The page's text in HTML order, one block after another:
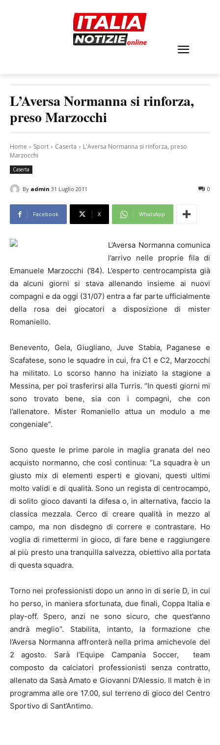
L’Aversa Normanna si rinforza,
preso Marzocchi
Home Sport Caserta
L'Aversa Normanna si rinforza, preso
Marzocchi
Caserta
By admin 31 Luglio 2011 0
Facebook X WhatsApp
L’Aversa Normanna comunica
l’arrivo nelle proprie fila di
Emanuele Marzocchi (’84). L’esperto centrocampista già
da alcuni giorni si stava allenando insieme ai nuovi
compagni e da oggi (31/07) entra a far parte ufficialmente
della rosa dei giocatori a disposizione di mister
Romaniello.
Benevento, Gela, Giugliano, Juve Stabia, Paganese e
Scafatese, sono le squadre in cui, fra C1 e C2, Marzocchi
ha militato. Lo scorso hanno ha iniziato la stagione a
Messina, per poi trasferirsi alla Turris. “In questi giorni mi
sono trovato bene, sia con i compagni, che con
l’allenatore. Mister Romaniello attua un modulo a me
congeniale”.
Sono queste le prime parole in maglia granata del neo
acquisto normanno, che così continua: ”La squadra è un
giusto mix di elementi esperti e giovani, questi ultimi
molto validi e di qualità. Sono un regista di centrocampo,
di solito gioco davanti la difesa o, in alternativa, faccio la
classica mezzala. Cerco di creare qualità in mezzo al
campo, ma non disdegno di correre e contrastare. Ho
voglia di rimettermi in gioco, di fare bene e raggiungere
al più presto una tranquilla salvezza, obiettivo alla portata
di questa squadra.
Torno nei professionisti dopo un anno in di serie D, in cui
ho perso, in maniera sfortunata, due finali, Coppa Italia e
play-off. Spero, anzi ne sono sicuro, che quest’anno
andrà meglio”. Stabilita, intanto, la formazione che
l’Aversa Normanna affronterà nella prima amichevole del
2 agosto. Sarà l’Equipe Campania Soccer, team
composto da calciatori professionisti senza contratto,
allenato da Sasà Amato e Giovanni D’Alessio. Il match è in
programma alle ore 17.00, sul terreno di gioco del Centro
Sportivo di Sant’Antimo.